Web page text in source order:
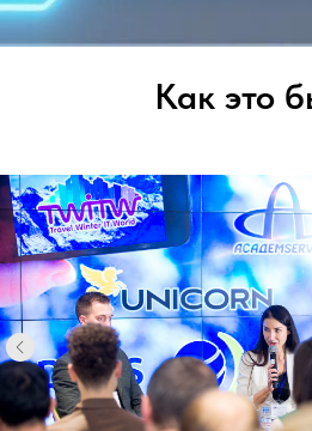
Как это